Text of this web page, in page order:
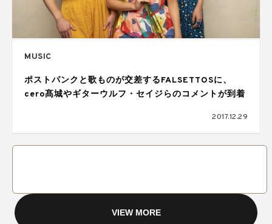
MUSIC
ポストパンクと歌ものが交差するFALSETTOSに、
cero髙城やギターウルフ・セイジらのコメントが到着
2017.12.29
VIEW MORE